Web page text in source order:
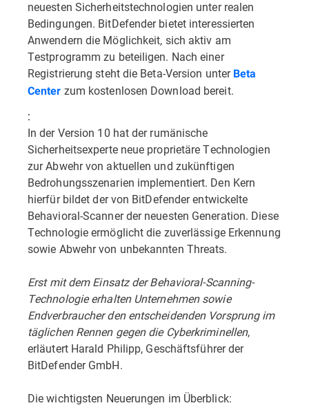
neuesten Sicherheitstechnologien unter realen
Bedingungen. BitDefender bietet interessierten
Anwendern die Möglichkeit, sich aktiv am
Testprogramm zu beteiligen. Nach einer
Registrierung steht die Beta-Version unter Beta
Center zum kostenlosen Download bereit.
:
In der Version 10 hat der rumänische
Sicherheitsexperte neue proprietäre Technologien
zur Abwehr von aktuellen und zukünftigen
Bedrohungsszenarien implementiert. Den Kern
hierfür bildet der von BitDefender entwickelte
Behavioral-Scanner der neuesten Generation. Diese
Technologie ermöglicht die zuverlässige Erkennung
sowie Abwehr von unbekannten Threats.
Erst mit dem Einsatz der Behavioral-Scanning-
Technologie erhalten Unternehmen sowie
Endverbraucher den entscheidenden Vorsprung im
täglichen Rennen gegen die Cyberkriminellen,
erläutert Harald Philipp, Geschäftsführer der
BitDefender GmbH.
Die wichtigsten Neuerungen im Überblick: